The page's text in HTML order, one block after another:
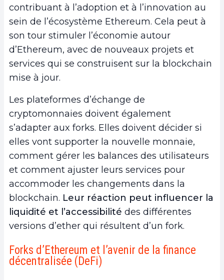
contribuant à l’adoption et à l’innovation au
sein de l’écosystème Ethereum. Cela peut à
son tour stimuler l’économie autour
d’Ethereum, avec de nouveaux projets et
services qui se construisent sur la blockchain
mise à jour.
Les plateformes d’échange de
cryptomonnaies doivent également
s’adapter aux forks. Elles doivent décider si
elles vont supporter la nouvelle monnaie,
comment gérer les balances des utilisateurs
et comment ajuster leurs services pour
accommoder les changements dans la
blockchain. Leur réaction peut influencer la
liquidité et l’accessibilité des différentes
versions d’ether qui résultent d’un fork.
Forks d’Ethereum et l’avenir de la finance
décentralisée (DeFi)